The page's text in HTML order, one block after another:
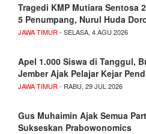
Tragedi KMP Mutiara Sentosa
5 Penumpang, Nurul Huda
JAWA TIMUR - SELASA, 4 AGU 2026
Apel 1.000 Siswa di Tanggul,
Jember Ajak Pelajar Kejar
JAWA TIMUR - RABU, 29 JUL 2026
Gus Muhaimin Ajak Semua
Sukseskan Prabowonomics